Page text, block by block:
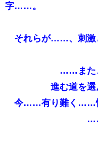
字……。
それらが……、刺激
後押し
……また、叱咤
進む道を選ん
今……有り難く……懐
……思い出